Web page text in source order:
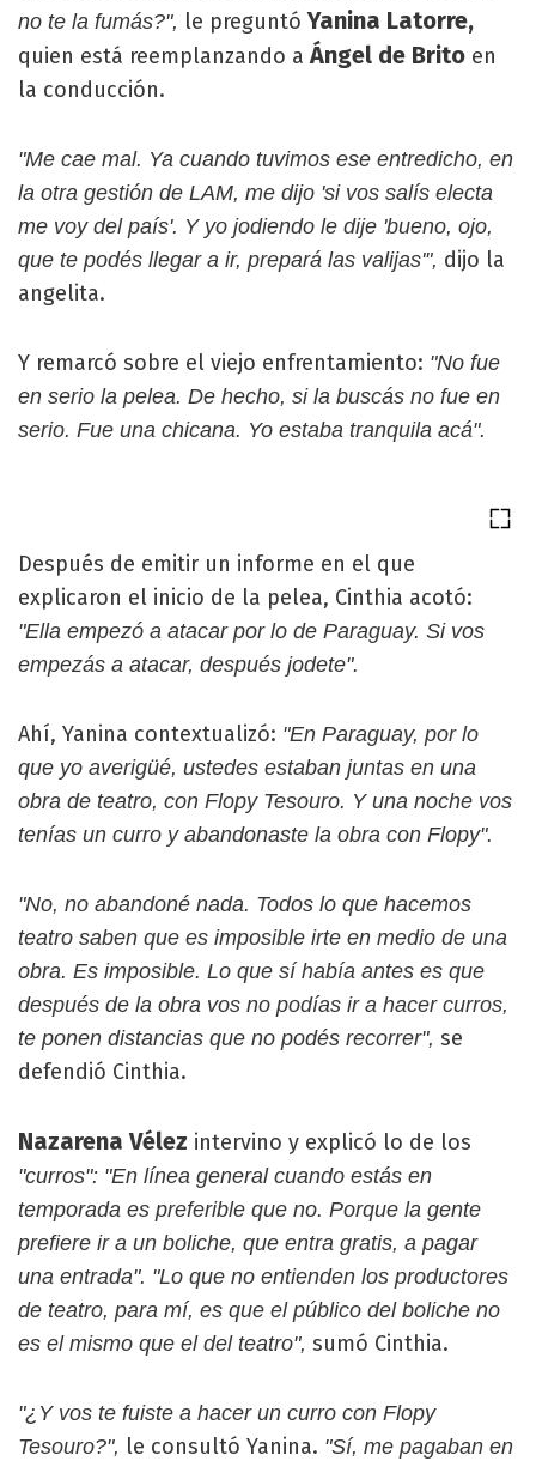
no te la fumás?", le preguntóYanina Latorre,
quien está reemplanzando aÁngel de Brito en
la conducción.
"Me cae mal. Ya cuando tuvimos ese entredicho, en
la otra gestión de LAM, me dijo 'si vos salís electa
me voy del país'. Y yo jodiendo le dije 'bueno, ojo,
que te podés llegar a ir, prepará las valijas'", dijo la
angelita.
Y remarcó sobre el viejo enfrentamiento: "No fue
en serio la pelea. De hecho, si la buscás no fue en
serio. Fue una chicana. Yo estaba tranquila acá".
Después de emitir un informe en el que
explicaron el inicio de la pelea, Cinthia acotó:
"Ella empezó a atacar por lo de Paraguay. Si vos
empezás a atacar, después jodete".
Ahí, Yanina contextualizó: "En Paraguay, por lo
que yo averigüé, ustedes estaban juntas en una
obra de teatro, con Flopy Tesouro. Y una noche vos
tenías un curro y abandonaste la obra con Flopy".
"No, no abandoné nada. Todos lo que hacemos
teatro saben que es imposible irte en medio de una
obra. Es imposible. Lo que sí había antes es que
después de la obra vos no podías ir a hacer curros,
te ponen distancias que no podés recorrer", se
defendió Cinthia.
Nazarena Vélez intervino y explicó lo de los
"curros": "En línea general cuando estás en
temporada es preferible que no. Porque la gente
prefiere ir a un boliche, que entra gratis, a pagar
una entrada". "Lo que no entienden los productores
de teatro, para mí, es que el público del boliche no
es el mismo que el del teatro", sumó Cinthia.
"¿Y vos te fuiste a hacer un curro con Flopy
Tesouro?", le consultó Yanina. "Sí, me pagaban en